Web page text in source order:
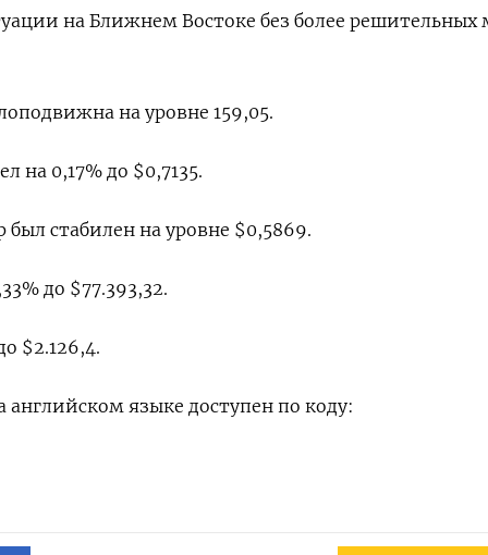
на Ближнем Востоке без более решительных
на уровне 159,05.
на 0,17% до $0,7135.
стабилен на уровне $0,5869.
до $77.393,32.
$2.126,4.
языке доступен по коду: